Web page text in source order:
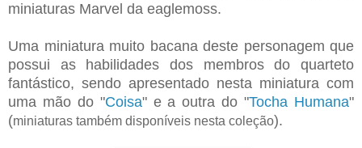
miniaturas Marvel da eaglemoss.
Uma miniatura muito bacana deste personagem que
possui as habilidades dos membros do quarteto
fantástico, sendo apresentado nesta miniatura com
uma mão do "Coisa" e a outra do "Tocha Humana"
(miniaturas também disponíveis nesta coleção).